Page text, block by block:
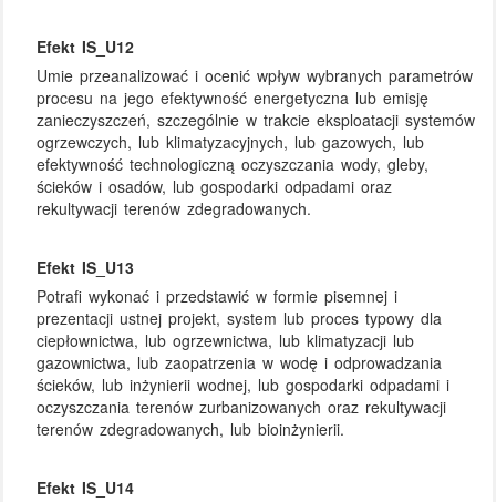
Efekt IS_U12
Umie przeanalizować i ocenić wpływ wybranych parametrów
procesu na jego efektywność energetyczna lub emisję
zanieczyszczeń, szczególnie w trakcie eksploatacji systemów
ogrzewczych, lub klimatyzacyjnych, lub gazowych, lub
efektywność technologiczną oczyszczania wody, gleby,
ścieków i osadów, lub gospodarki odpadami oraz
rekultywacji terenów zdegradowanych.
Efekt IS_U13
Potrafi wykonać i przedstawić w formie pisemnej i
prezentacji ustnej projekt, system lub proces typowy dla
ciepłownictwa, lub ogrzewnictwa, lub klimatyzacji lub
gazownictwa, lub zaopatrzenia w wodę i odprowadzania
ścieków, lub inżynierii wodnej, lub gospodarki odpadami i
oczyszczania terenów zurbanizowanych oraz rekultywacji
terenów zdegradowanych, lub bioinżynierii.
Efekt IS_U14